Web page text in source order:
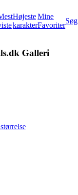
Højeste
karakter
Mine
Favoriter
Søg
Galleri